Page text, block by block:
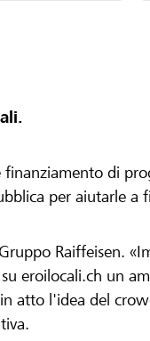
di
per aiutarle a
Raiffeisen.
eroilocali.ch un
atto l'idea del